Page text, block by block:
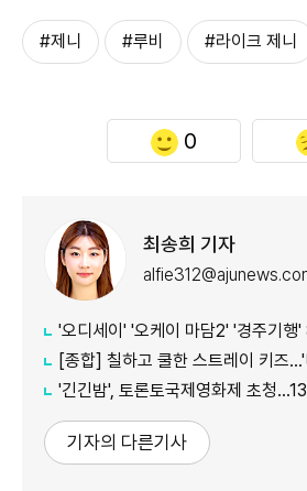
#제니 #루비 #라이크 제니
0
최송희 기자
'오디세이' '오케이 마담2' '경주기행' 8월 극장가,
[종합] 칠하고 쿨한 스트레이 키즈…'디
'긴긴밤', 토론토국제영화제 초청…13
기자의 다른기사